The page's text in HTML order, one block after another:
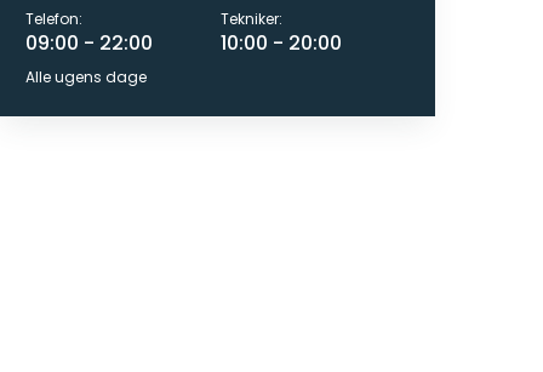
Telefon:
09:00 - 22:00
Tekniker:
10:00 - 20:00
Alle ugens dage